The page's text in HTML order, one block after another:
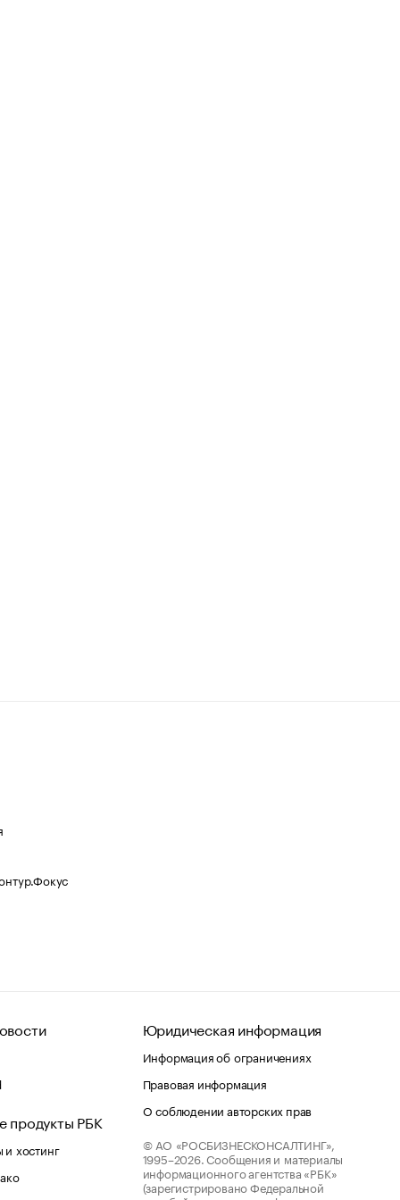
продукты РБК
хостинг
Юридическая информация
Информация об ограничениях
Правовая информация
О соблюдении авторских прав
© АО «РОСБИЗНЕСКОНСАЛТИНГ»,
1995–2026. Сообщения и материалы
информационного агентства «РБК»
(зарегистрировано Федеральной